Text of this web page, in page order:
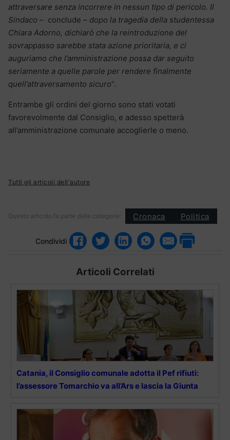
attraversare senza incorrere in nessun tipo di pericolo. Il
Sindaco – conclude – dopo la tragedia della studentessa
Chiara Adorno, dichiarò che la reintroduzione del
sovrappasso sarebbe stata azione prioritaria, e ci
auguriamo che l’amministrazione possa dar seguito
seriamente a quelle parole per rendere finalmente
quell’attraversamento sicuro“.
Entrambe gli ordini del giorno sono stati votati
favorevolmente dal Consiglio, e adesso spetterà
all’amministrazione comunale accoglierle o meno.
Tutti gli articoli dell'autore
Questo articolo fa parte delle categorie: Cronaca Politica
Condividi
Articoli Correlati
Catania, il Consiglio comunale adotta il Pef rifiuti:
l’assessore Tomarchio va all’Ars e lascia la Giunta